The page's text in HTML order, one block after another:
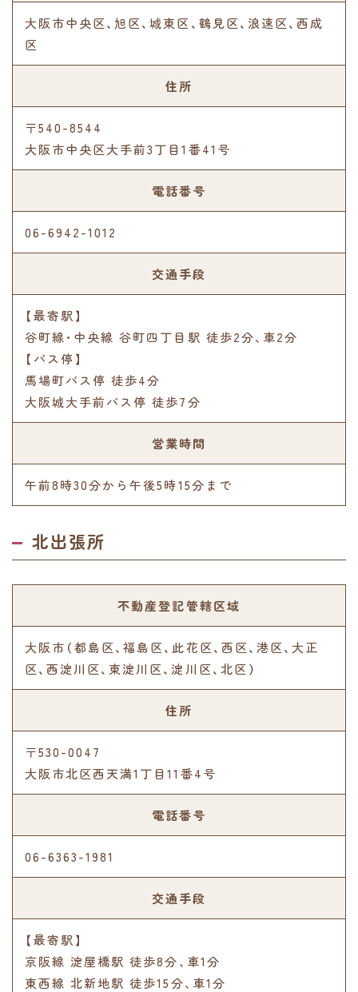
大阪市中央区、旭区、城東区、鶴見区、浪速区、西成
区
住所
〒540-8544
大阪市中央区大手前3丁目1番41号
電話番号
06-6942-1012
交通手段
【最寄駅】
谷町線･中央線 谷町四丁目駅 徒歩2分､車2分
【バス停】
馬場町バス停 徒歩4分
大阪城大手前バス停 徒歩7分
営業時間
午前8時30分から午後5時15分まで
北出張所
不動産登記管轄区域
大阪市（都島区、福島区、此花区、西区、港区、大正
区、西淀川区、東淀川区、淀川区、北区）
住所
〒530-0047
大阪市北区西天満1丁目11番4号
電話番号
06-6363-1981
交通手段
【最寄駅】
京阪線 淀屋橋駅 徒歩8分､車1分
東西線 北新地駅 徒歩15分､車1分